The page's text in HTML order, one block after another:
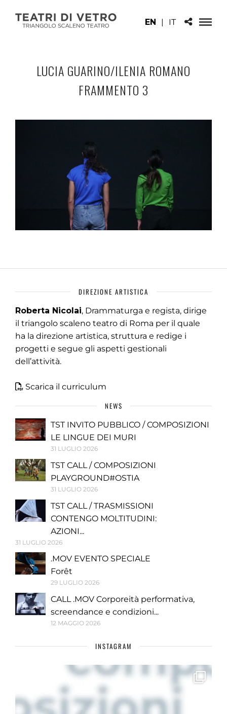
EN | IT
LUCIA GUARINO/ILENIA ROMANO
FRAMMENTO 3
DIREZIONE ARTISTICA
Roberta Nicolai, Drammaturga e regista, dirige
il triangolo scaleno teatro di Roma per il quale
ha la direzione artistica, struttura e redige i
progetti e segue gli aspetti gestionali
dell’attività.
Scarica il curriculum
NEWS
TST INVITO PUBBLICO / COMPOSIZIONI
LE LINGUE DEI MURI
31 LUGLIO 2026
TST CALL / COMPOSIZIONI
PLAYGROUND#OSTIA
31 LUGLIO 2026
TST CALL / TRASMISSIONI
CONTENGO MOLTITUDINI:
AZIONI...
31 LUGLIO 2026
.MOV EVENTO SPECIALE
Forêt
29 LUGLIO 2026
CALL .MOV Corporeità performativa,
screendance e condizioni...
12 MAGGIO 2026
INSTAGRAM